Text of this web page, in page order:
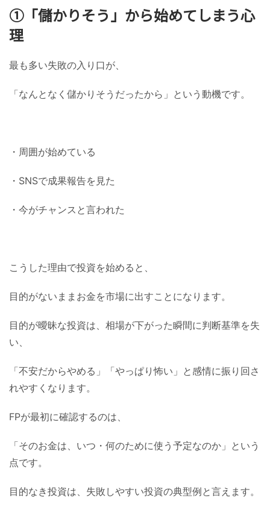
①「儲かりそう」から始めてしまう心
理
最も多い失敗の入り口が、
「なんとなく儲かりそうだったから」という動機です。
・周囲が始めている
・SNSで成果報告を見た
・今がチャンスと言われた
こうした理由で投資を始めると、
目的がないままお金を市場に出すことになります。
目的が曖昧な投資は、相場が下がった瞬間に判断基準を失
い、
「不安だからやめる」「やっぱり怖い」と感情に振り回さ
れやすくなります。
FPが最初に確認するのは、
「そのお金は、いつ・何のために使う予定なのか」という
点です。
目的なき投資は、失敗しやすい投資の典型例と言えます。